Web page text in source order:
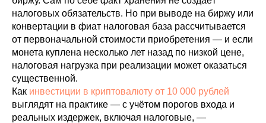
налоговых обязательств. Но при выводе на биржу или
конвертации в фиат налоговая база рассчитывается
от первоначальной стоимости приобретения — и если
монета куплена несколько лет назад по низкой цене,
налоговая нагрузка при реализации может оказаться
существенной.
Как инвестиции в криптовалюту от 10 000 рублей
выглядят на практике — с учётом порогов входа и
реальных издержек, включая налоговые, —